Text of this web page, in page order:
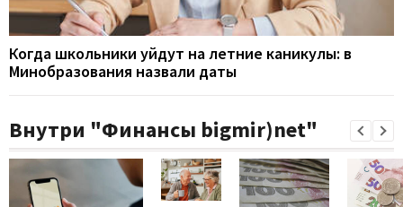
Когда школьники уйдут на летние каникулы: в
Минобразования назвали даты
Внутри "Финансы bigmir)net"